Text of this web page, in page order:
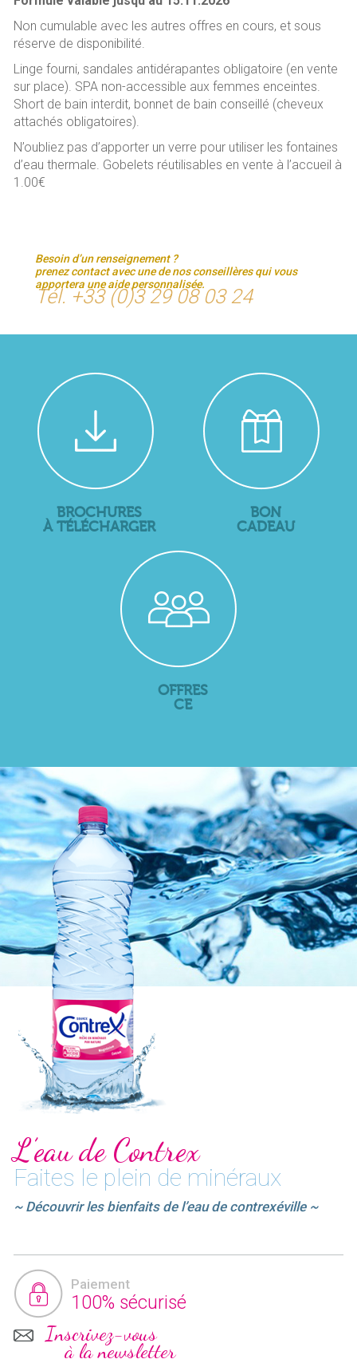
Non cumulable avec les autres offres en cours, et sous
réserve de disponibilité.
Linge fourni, sandales antidérapantes obligatoire (en vente
sur place). SPA non-accessible aux femmes enceintes.
Short de bain interdit, bonnet de bain conseillé (cheveux
attachés obligatoires).
N’oubliez pas d’apporter un verre pour utiliser les fontaines
d’eau thermale. Gobelets réutilisables en vente à l’accueil à
1.00€
Besoin d’un renseignement ?
prenez contact avec une de nos conseillères qui vous
apportera une aide personnalisée.
Tél. +33 (0)3 29 08 03 24
BROCHURES
À TÉLÉCHARGER
BON
CADEAU
OFFRES
CE
L’eau de Contrex
Faites le plein de minéraux
~ Découvrir les bienfaits de l’eau de contrexéville ~
Paiement
100% sécurisé
Inscrivez-vous
à la newsletter